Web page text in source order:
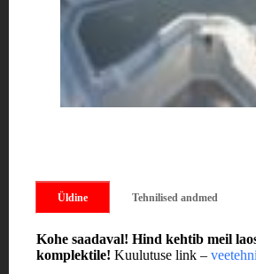
Üldine Tehnilised andmed
Kohe saadaval! Hind kehtib meil
komplektile! Kuulutuse link –